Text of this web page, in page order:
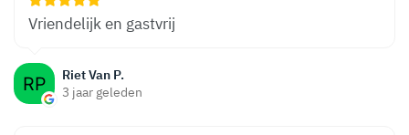
Riet Van P.
3 jaar geleden
Vriendelijk en gastvrij